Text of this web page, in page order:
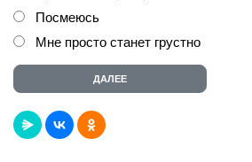
Посмеюсь
Мне просто станет грустно